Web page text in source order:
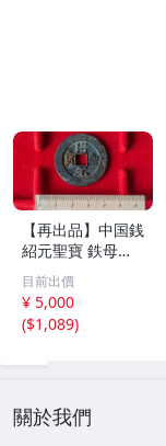
【再出品】中国銭
紹元聖寶 鉄母
銭？
目前出價
¥ 5,000
($1,089)
關於我們